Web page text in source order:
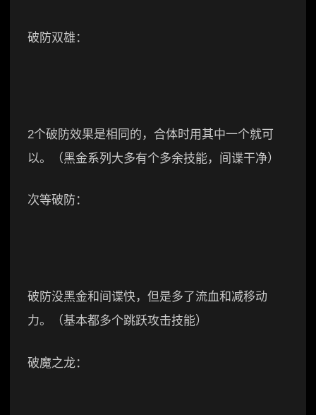
破防双雄：
2个破防效果是相同的，合体时用其中一个就可
以。（黑金系列大多有个多余技能，间谍干净）
次等破防：
破防没黑金和间谍快，但是多了流血和减移动
力。（基本都多个跳跃攻击技能）
破魔之龙：